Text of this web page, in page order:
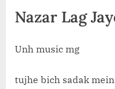
Nazar Lag
Unh music mg
tujhe bich sadak